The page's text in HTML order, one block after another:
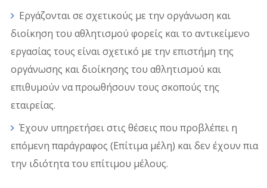
Εργάζονται σε σχετικούς με την οργάνωση και
διοίκηση του αθλητισμού φορείς και το αντικείμενο
εργασίας τους είναι σχετικό με την επιστήμη της
οργάνωσης και διοίκησης του αθλητισμού και
επιθυμούν να προωθήσουν τους σκοπούς της
εταιρείας.
Έχουν υπηρετήσει στις θέσεις που προβλέπει η
επόμενη παράγραφος (Επίτιμα μέλη) και δεν έχουν πια
την ιδιότητα του επίτιμου μέλους.